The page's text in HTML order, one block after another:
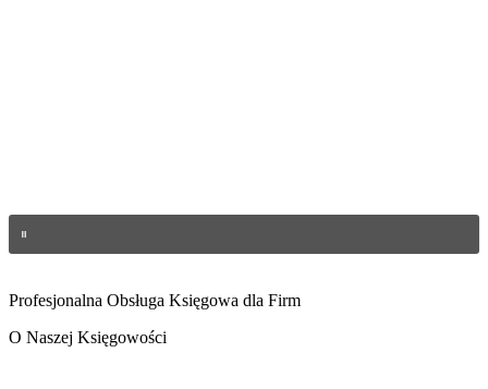
Profesjonalna Obsługa Księgowa dla Firm
O Naszej Księgowości